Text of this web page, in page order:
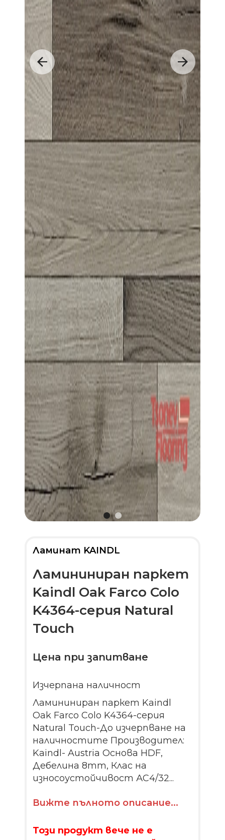
Ламинат KAINDL
Ламининиран паркет
Kaindl Oak Farco Colo
K4364-серия Natural
Touch
Цена при запитване
Изчерпана наличност
Ламининиран паркет Kaindl
Oak Farco Colo K4364-серия
Natural Touch-До изчерпване на
наличностите Производител:
Kaindl- Austria Основа HDF,
Дебелина 8mm, Клас на
износоустойчивост АС4/32...
Вижте пълното описание...
Този продукт вече не е